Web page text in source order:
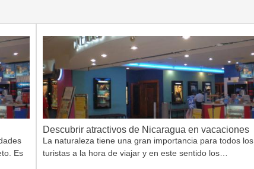
Es
Descubrir atractivos de Nicaragua en vacaciones
La naturaleza tiene una gran importancia para todos los
turistas a la hora de viajar y en este sentido los…